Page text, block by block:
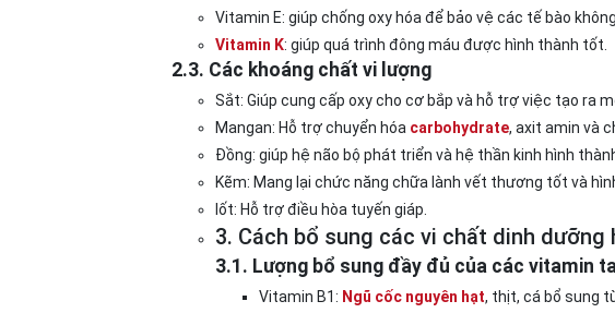
Vitamin E: giúp chống oxy hóa để bảo vệ các tế bào
Vitamin K: giúp quá trình đông máu được hình thành tốt.
2.3. Các khoáng chất vi lượng
Sắt: Giúp cung cấp oxy cho cơ bắp và hỗ trợ việc tạo ra
Mangan: Hỗ trợ chuyển hóa carbohydrate, axit amin và
Đồng: giúp hệ não bộ phát triển và hệ thần kinh hình
Kẽm: Mang lại chức năng chữa lành vết thương tốt và
Iốt: Hỗ trợ điều hòa tuyến giáp.
3. Cách bổ sung các vi chất dinh dưỡng
3.1. Lượng bổ sung đầy đủ của các vitamin
Vitamin B1: Ngũ cốc nguyên hạt, thịt, cá bổ sung